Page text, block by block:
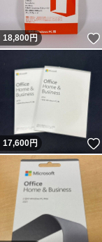
18,800円
17,600円